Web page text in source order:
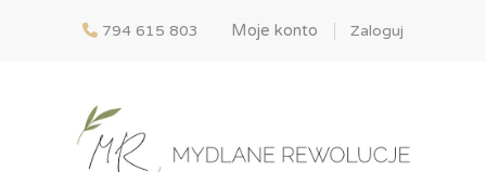
794 615 803 Moje konto Zaloguj